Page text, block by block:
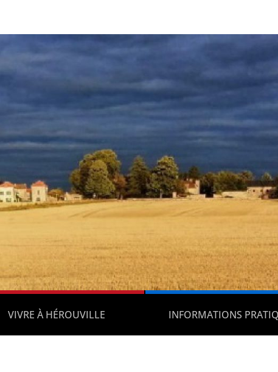
VIVRE À HÉROUVILLE INFORMATIONS